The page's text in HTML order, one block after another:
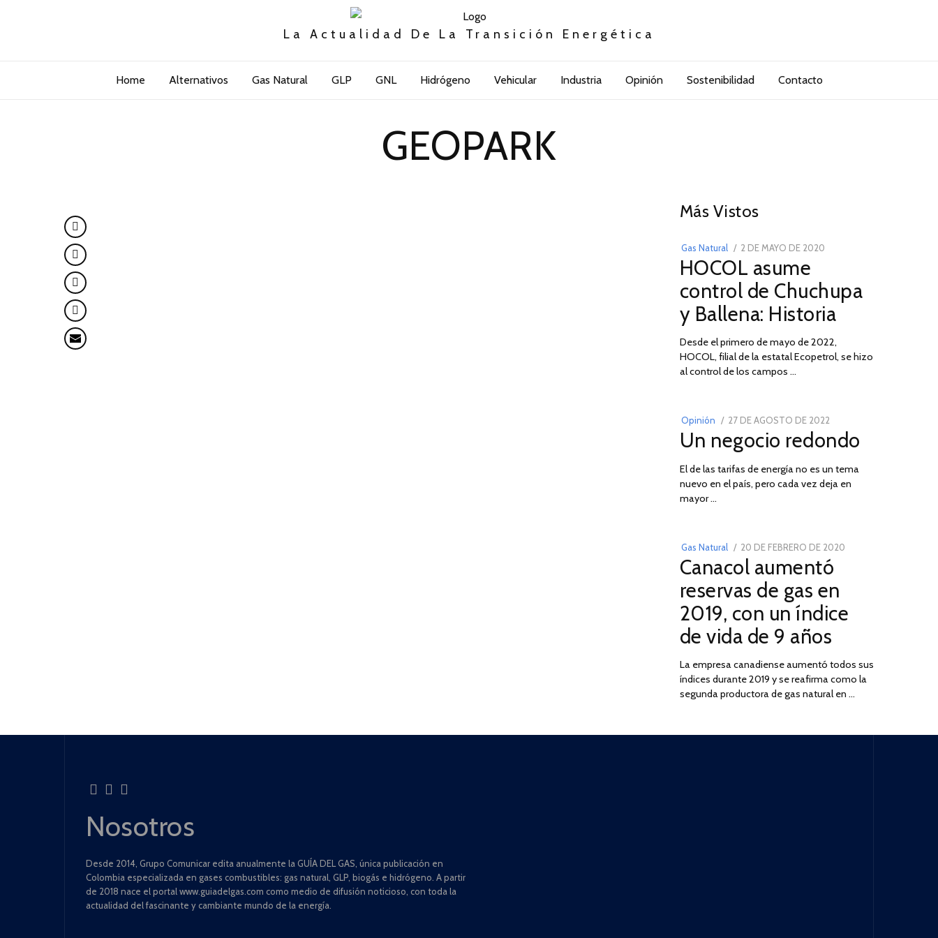
La Actualidad De La Transición Energética
Home Alternativos Gas Natural GLP GNL Hidrógeno Vehicular Industria Opinión Sostenibilidad Contacto
GEOPARK
Más Vistos
Gas Natural
POSTED
ON
2 DE MAYO DE 2020
DE
2026
HOCOL asume
control de Chuchupa
y Ballena: Historia
Desde el primero de mayo de 2022,
HOCOL, filial de la estatal Ecopetrol, se hizo
al control de los campos …
Opinión
POSTED
ON
27 DE AGOSTO DE 202230
DE
DE
2022
Un negocio redondo
El de las tarifas de energía no es un tema
nuevo en el país, pero cada vez deja en
mayor …
03
Gas Natural
POSTED
ON
20 DE FEBRERO DE 2020
2025
Canacol aumentó
reservas de gas en
2019, con un índice
de vida de 9 años
La empresa canadiense aumentó todos sus
índices durante 2019 y se reafirma como la
segunda productora de gas natural en …
Nosotros
Desde 2014, Grupo Comunicar edita anualmente la GUÍA DEL GAS, única publicación en
Colombia especializada en gases combustibles: gas natural, GLP, biogás e hidrógeno. A partir
de 2018 nace el portal www.guiadelgas.com como medio de difusión noticioso, con toda la
actualidad del fascinante y cambiante mundo de la energía.